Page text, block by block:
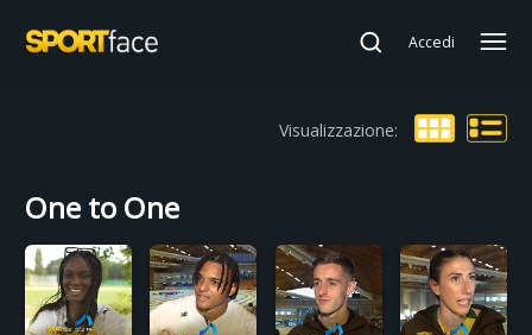
Accedi
Visualizzazione:
One to One